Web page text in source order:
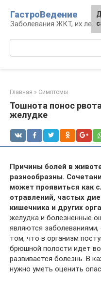
контенту
ГастроВедение
Заболевания ЖКТ, их
Главная » Симптомы
Тошнота понос
желудке
Причины болей в
разнообразны.
может проявиться как
отравлений, частых
кишечника и других
желудка и болезненные
являются
том, что в организм
брюшной полости идет
развивается болезнь. В
нужно уметь оценить